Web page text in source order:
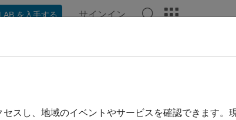
を入手する サインイン
HDL Code for Unit
スし、地域のイベントやサービスを確認できます。